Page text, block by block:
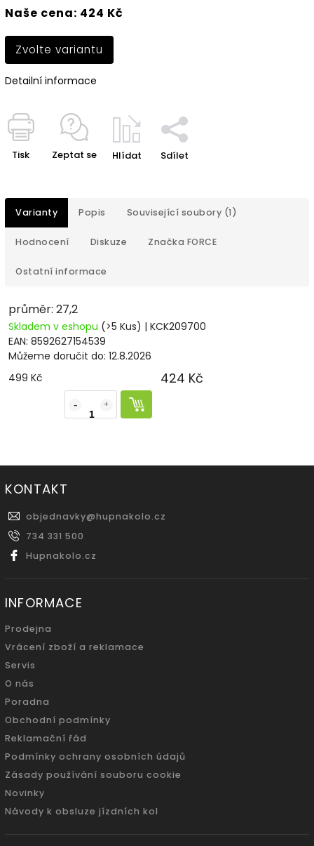
Naše cena: 424 Kč
Zvolte variantu
Detailní informace
Tisk Zeptat se Hlídat Sdílet
Varianty Popis Související soubory (1)
Hodnocení Diskuze Značka FORCE
Ostatní informace
průměr: 27,2
Skladem v eshopu (>5 Kus) | KCK209700
EAN: 8592627154539
Můžeme doručit do: 12.8.2026
499 Kč
424 Kč
KONTAKT
objednavky@hupnakolo.cz
734 331 500
Hupnakolo.cz
INFORMACE
Prodejna
Vrácení zboží a reklamace
Servis
O nás
Poradna
Obchodní podmínky
Reklamační řád
Podmínky ochrany osobních údajů
Zásady používání souboru cookie
Novinky
Návody k obsluze jízdních kol